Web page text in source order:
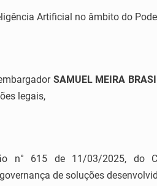
Artificial no âmbito do
SAMUEL MEIRA
legais,
n° 615 de 11/03/2025, do
de soluções